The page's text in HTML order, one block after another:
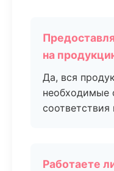
на
Да, вся
необходимые
соответствия
Работаете